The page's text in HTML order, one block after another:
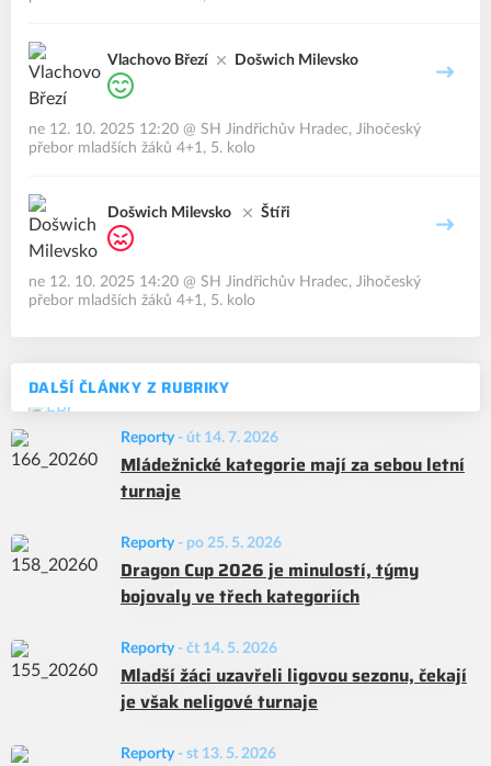
Vlachovo Březí Došwich Milevsko
ne 12. 10. 2025 12:20 @ SH Jindřichův Hradec, Jihočeský
přebor mladších žáků 4+1, 5. kolo
Došwich Milevsko Štíři
ne 12. 10. 2025 14:20 @ SH Jindřichův Hradec, Jihočeský
přebor mladších žáků 4+1, 5. kolo
DALŠÍ ČLÁNKY Z RUBRIKY
Reporty - út 14. 7. 2026
Mládežnické kategorie mají za sebou letní
turnaje
Reporty - po 25. 5. 2026
Dragon Cup 2026 je minulostí, týmy
bojovaly ve třech kategoriích
Reporty - čt 14. 5. 2026
Mladší žáci uzavřeli ligovou sezonu, čekají
je však neligové turnaje
Reporty - st 13. 5. 2026